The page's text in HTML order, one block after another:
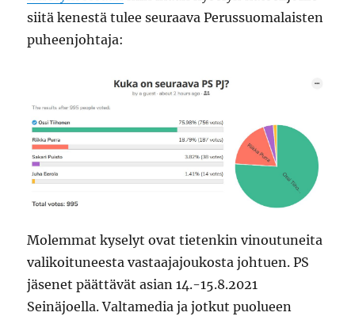
siitä kenestä tulee seuraava Perussuomalaisten
puheenjohtaja:
Molemmat kyselyt ovat tietenkin vinoutuneita
valikoituneesta vastaajajoukosta johtuen. PS
jäsenet päättävät asian 14.-15.8.2021
Seinäjoella. Valtamedia ja jotkut puolueen